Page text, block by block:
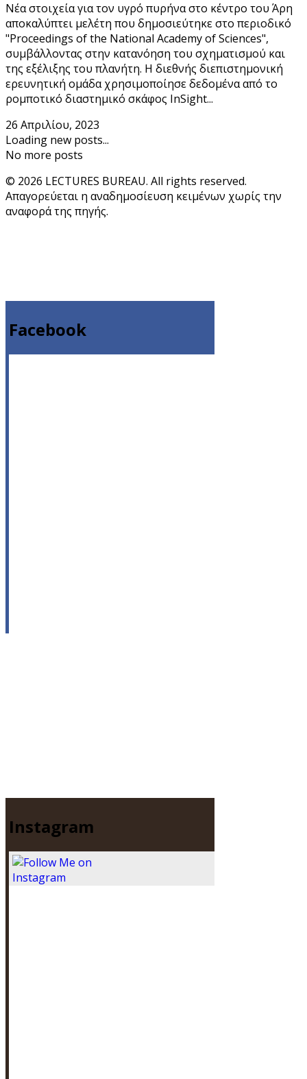
Νέα στοιχεία για τον υγρό πυρήνα στο κέντρο του Άρη
αποκαλύπτει μελέτη που δημοσιεύτηκε στο περιοδικό
"Proceedings of the National Academy of Sciences",
συμβάλλοντας στην κατανόηση του σχηματισμού και
της εξέλιξης του πλανήτη. Η διεθνής διεπιστημονική
ερευνητική ομάδα χρησιμοποίησε δεδομένα από το
ρομποτικό διαστημικό σκάφος InSight...
26 Απριλίου, 2023
Loading new posts...
No more posts
© 2026 LECTURES BUREAU. All rights reserved.
Απαγορεύεται η αναδημοσίευση κειμένων χωρίς την
αναφορά της πηγής.
Facebook
Instagram